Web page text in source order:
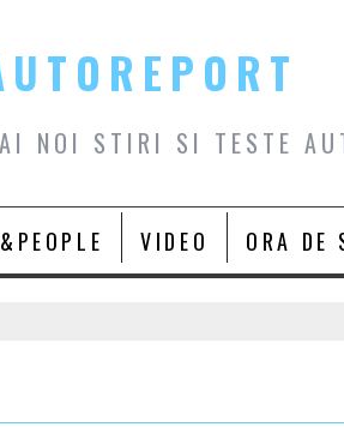
NOI STIRI SI TESTE
VIDEO ORA DE